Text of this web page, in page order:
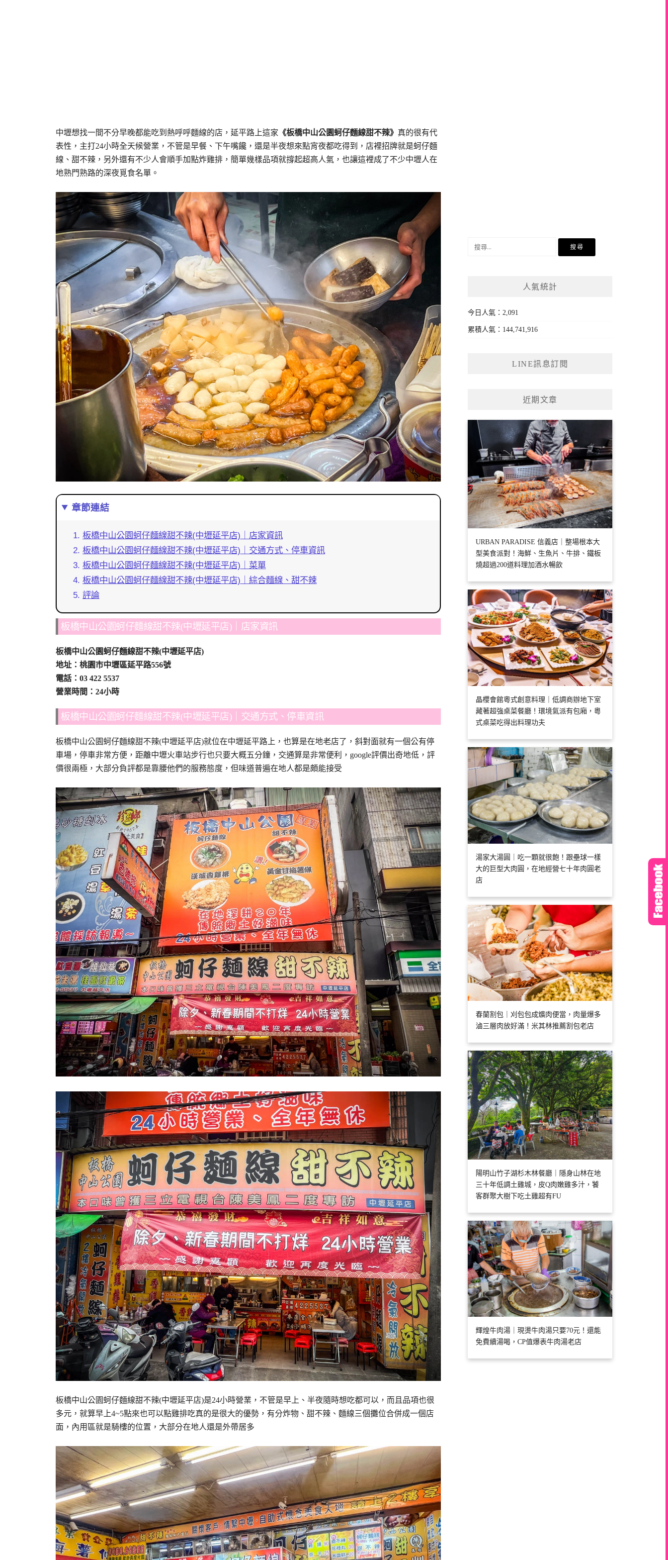
中壢想找一間不分早晚都能吃到熱呼呼麵線的店，延平路上這家 《板橋中山公園蚵仔麵線甜不辣》 真的很有代
表性，主打24小時全天候營業，不管是早餐、下午嘴饞，還是半夜想來點宵夜都吃得到，店裡招牌就是蚵仔麵
線、甜不辣，另外還有不少人會順手加點炸雞排，簡單幾樣品項就撐起超高人氣，也讓這裡成了不少中壢人在
地熟門熟路的深夜覓食名單。
章節連結
板橋中山公園蚵仔麵線甜不辣(中壢延平店)｜店家資訊
板橋中山公園蚵仔麵線甜不辣(中壢延平店)｜交通方式、停車資訊
板橋中山公園蚵仔麵線甜不辣(中壢延平店)｜菜單
板橋中山公園蚵仔麵線甜不辣(中壢延平店)｜綜合麵線、甜不辣
評論
板橋中山公園蚵仔麵線甜不辣(中壢延平店)｜店家資訊
板橋中山公園蚵仔麵線甜不辣(中壢延平店)
地址：桃園市中壢區延平路556號
電話： 03 422 5537
營業時間：24小時
板橋中山公園蚵仔麵線甜不辣(中壢延平店)｜交通方式、停車資訊
板橋中山公園蚵仔麵線甜不辣(中壢延平店)就位在中壢延平路上，也算是在地老店了，斜對面就有一個公有停
車場，停車非常方便，距離中壢火車站步行也只要大概五分鐘，交通算是非常便利，google評價出奇地低，評
價很兩極，大部分負評都是靠腰他們的服務態度，但味道普遍在地人都是頗能接受
板橋中山公園蚵仔麵線甜不辣(中壢延平店)是24小時營業，不管是早上、半夜隨時想吃都可以，而且品項也很
多元，就算早上4~5點來也可以點雞排吃真的是很大的優勢，有分炸物、甜不辣、麵線三個攤位合併成一個店
面，內用區就是騎樓的位置，大部分在地人還是外帶居多
人氣統計
今日人氣：2,091
累積人氣：144,741,916
LINE訊息訂閱
近期文章
URBAN PARADISE 信義店｜整場根本大
型美食派對！海鮮、生魚片、牛排、鐵板
燒超過200道料理加酒水暢飲
晶櫻會館粵式創意料理｜低調商辦地下室
藏著超強桌菜餐廳！環境氣派有包廂，粵
式桌菜吃得出料理功夫
湯家大湯圓｜吃一顆就很飽！跟壘球一樣
大的巨型大肉圓，在地經營七十年肉圓老
店
春蘭割包｜刈包包成爌肉便當，肉量爆多
滷三層肉放好滿！米其林推薦割包老店
陽明山竹子湖杉木林餐廳｜隱身山林在地
三十年低調土雞城，皮Q肉嫩雞多汁，饕
客群聚大樹下吃土雞超有FU
輝煌牛肉湯｜現燙牛肉湯只要70元！還能
免費續湯喝，CP值爆表牛肉湯老店